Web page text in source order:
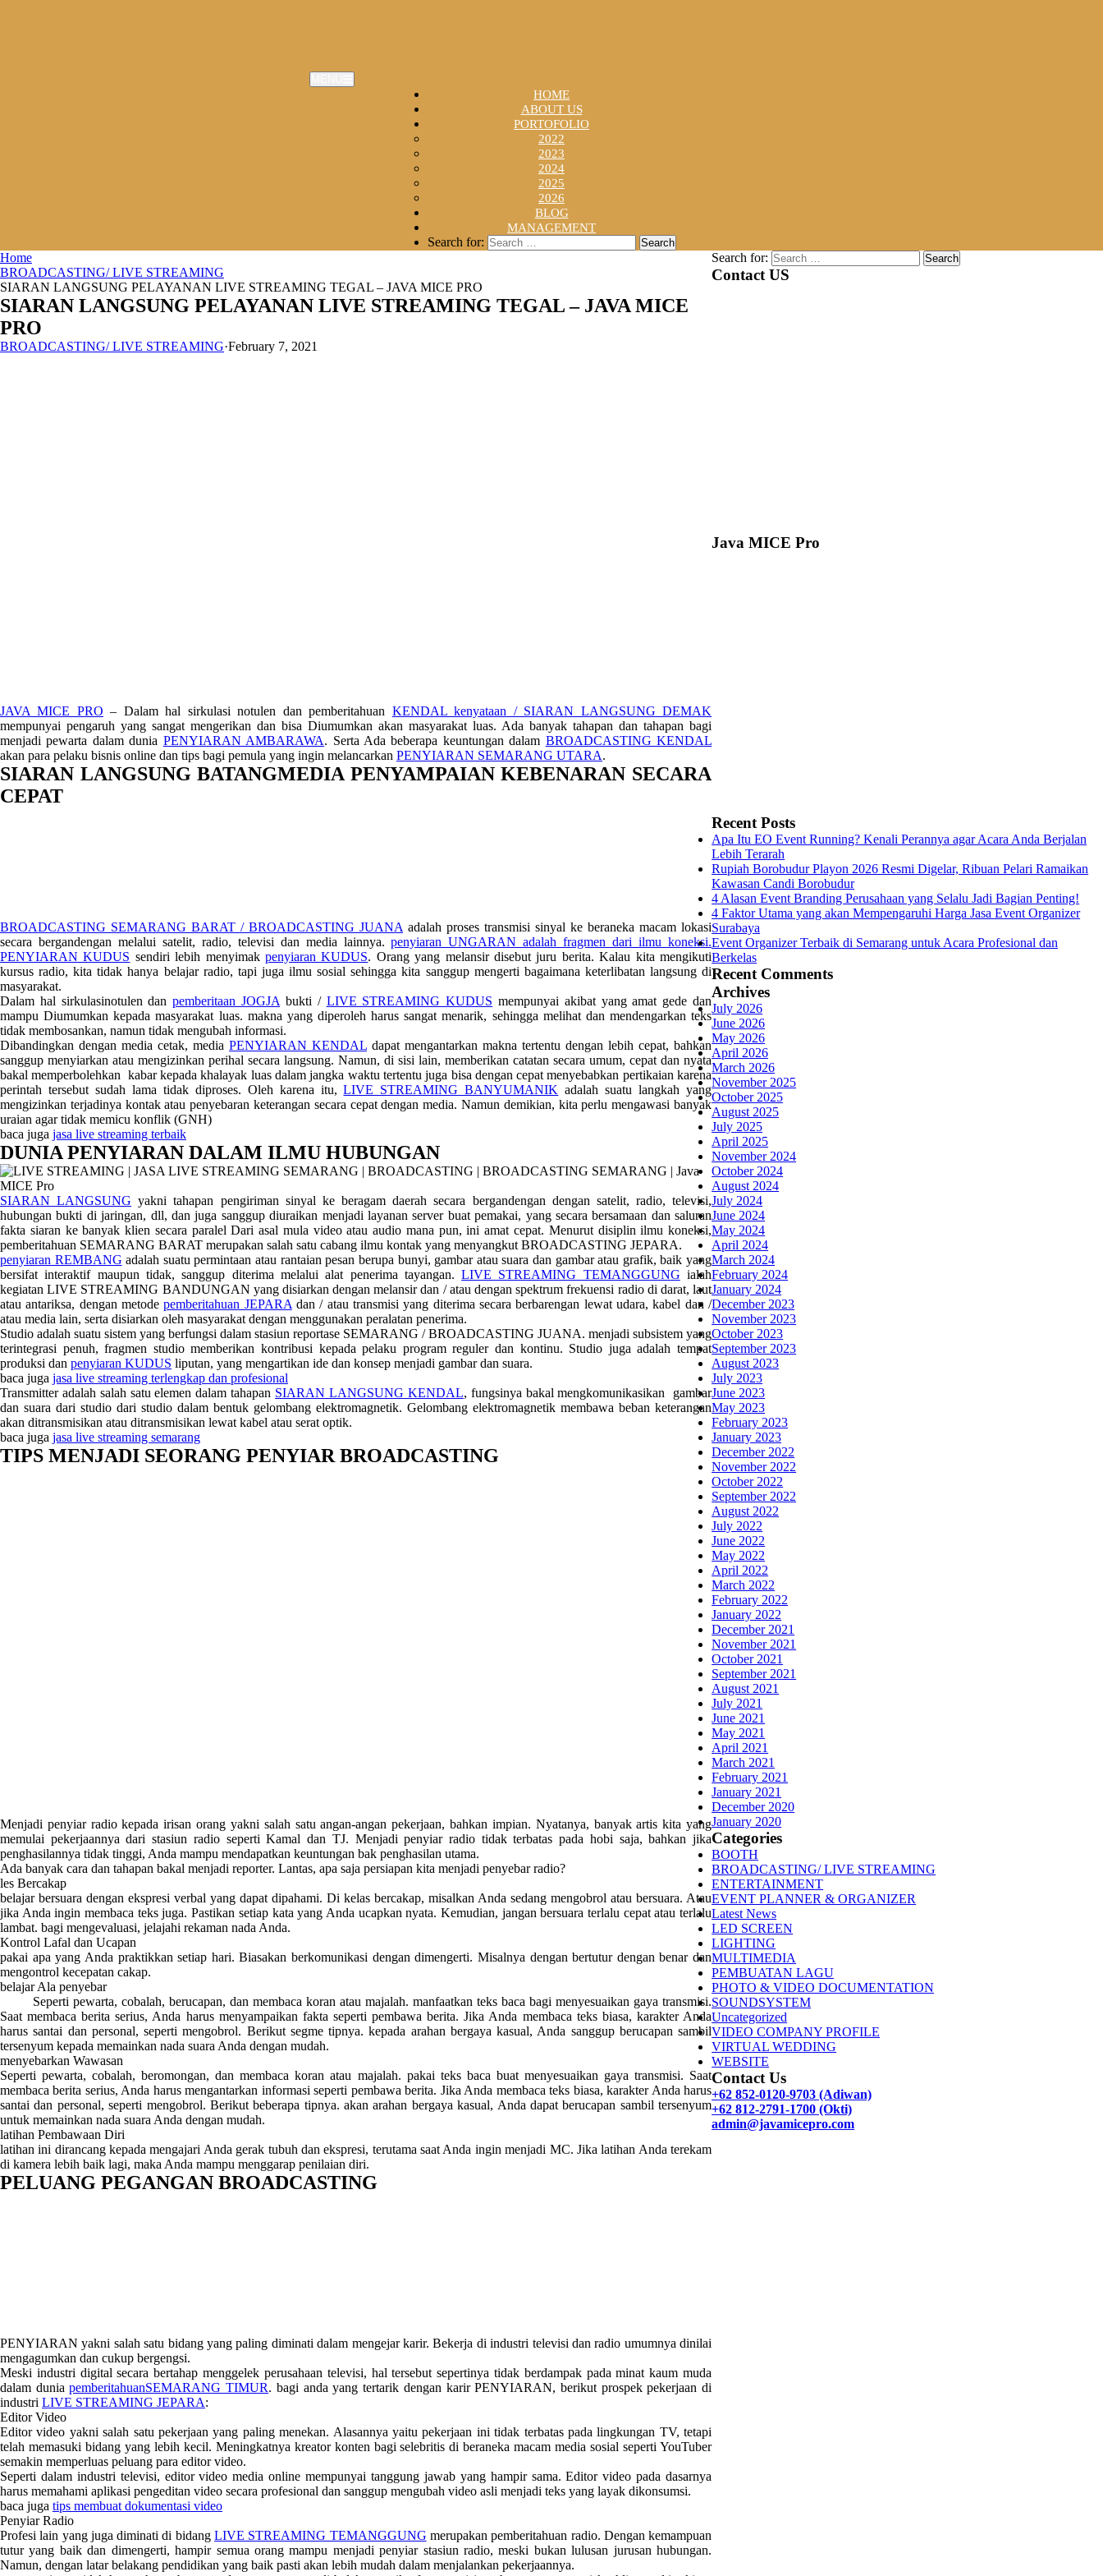
HOME
ABOUT US
PORTOFOLIO
2022
2023
2024
2025
2026
BLOG
MANAGEMENT
Search for:
Home
BROADCASTING/ LIVE STREAMING
SIARAN LANGSUNG PELAYANAN LIVE STREAMING TEGAL – JAVA MICE PRO
SIARAN LANGSUNG PELAYANAN LIVE STREAMING TEGAL – JAVA MICE
PRO
BROADCASTING/ LIVE STREAMING·February 7, 2021
JAVA MICE PRO – Dalam hal sirkulasi notulen dan pemberitahuan KENDAL kenyataan / SIARAN LANGSUNG DEMAK
mempunyai pengaruh yang sangat mengerikan dan bisa Diumumkan akan masyarakat luas. Ada banyak tahapan dan tahapan bagi
menjadi pewarta dalam dunia PENYIARAN AMBARAWA. Serta Ada beberapa keuntungan dalam BROADCASTING KENDAL
akan para pelaku bisnis online dan tips bagi pemula yang ingin melancarkan PENYIARAN SEMARANG UTARA.
SIARAN LANGSUNG BATANGMEDIA PENYAMPAIAN KEBENARAN SECARA
CEPAT
BROADCASTING SEMARANG BARAT / BROADCASTING JUANA adalah proses transmisi sinyal ke beraneka macam lokasi
secara bergandengan melalui satelit, radio, televisi dan media lainnya.penyiaran UNGARAN adalah fragmen dari ilmu koneksi.
PENYIARAN KUDUS sendiri lebih menyimakpenyiaran KUDUS. Orang yang melansir disebut juru berita. Kalau kita mengikuti
kursus radio, kita tidak hanya belajar radio, tapi juga ilmu sosial sehingga kita sanggup mengerti bagaimana keterlibatan langsung di
masyarakat.
Dalam hal sirkulasinotulen danpemberitaan JOGJA bukti / LIVE STREAMING KUDUS mempunyai akibat yang amat gede dan
mampu Diumumkan kepada masyarakat luas. makna yang diperoleh harus sangat menarik, sehingga melihat dan mendengarkan teks
tidak membosankan, namun tidak mengubah informasi.
Dibandingkan dengan media cetak, mediaPENYIARAN KENDAL dapat mengantarkan makna tertentu dengan lebih cepat, bahkan
sanggup menyiarkan atau mengizinkan perihal secara langsung. Namun, di sisi lain, memberikan catatan secara umum, cepat dan nyata
bakal memperbolehkan kabar kepada khalayak luas dalam jangka waktu tertentu juga bisa dengan cepat menyebabkan pertikaian karena
perintah tersebut sudah lama tidak diproses. Oleh karena itu,LIVE STREAMING BANYUMANIK adalah suatu langkah yang
mengizinkan terjadinya kontak atau penyebaran keterangan secara cepat dengan media. Namun demikian, kita perlu mengawasi banyak
uraian agar tidak memicu konflik (GNH)
baca juga jasa live streaming terbaik
DUNIA PENYIARAN DALAM ILMU HUBUNGAN
SIARAN LANGSUNG yakni tahapan pengiriman sinyal ke beragam daerah secara bergandengan dengan satelit, radio, televisi,
hubungan bukti di jaringan, dll, dan juga sanggup diuraikan menjadi layanan server buat pemakai, yang secara bersamaan dan saluran
fakta siaran ke banyak klien secara paralel Dari asal mula video atau audio mana pun, ini amat cepat. Menurut disiplin ilmu koneksi,
pemberitahuan SEMARANG BARAT merupakan salah satu cabang ilmu kontak yang menyangkut BROADCASTING JEPARA.
penyiaran REMBANG adalah suatu permintaan atau rantaian pesan berupa bunyi, gambar atau suara dan gambar atau grafik, baik yang
bersifat interaktif maupun tidak, sanggup diterima melalui alat penerima tayangan.LIVE STREAMING TEMANGGUNG ialah
kegiatan LIVE STREAMING BANDUNGAN yang disiarkan dengan melansir dan / atau dengan spektrum frekuensi radio di darat, laut
atau antariksa, dengan metodepemberitahuan JEPARA dan / atau transmisi yang diterima secara berbarengan lewat udara, kabel dan /
atau media lain, serta disiarkan oleh masyarakat dengan menggunakan peralatan penerima.
Studio adalah suatu sistem yang berfungsi dalam stasiun reportase SEMARANG / BROADCASTING JUANA. menjadi subsistem yang
terintegrasi penuh, fragmen studio memberikan kontribusi kepada pelaku program reguler dan kontinu. Studio juga adalah tempat
produksi dan penyiaran KUDUS liputan, yang mengartikan ide dan konsep menjadi gambar dan suara.
baca juga jasa live streaming terlengkap dan profesional
Transmitter adalah salah satu elemen dalam tahapan SIARAN LANGSUNG KENDAL, fungsinya bakal mengkomunikasikan gambar
dan suara dari studio dari studio dalam bentuk gelombang elektromagnetik. Gelombang elektromagnetik membawa beban keterangan
akan ditransmisikan atau ditransmisikan lewat kabel atau serat optik.
baca juga jasa live streaming semarang
TIPS MENJADI SEORANG PENYIAR BROADCASTING
Menjadi penyiar radio kepada irisan orang yakni salah satu angan-angan pekerjaan, bahkan impian. Nyatanya, banyak artis kita yang
memulai pekerjaannya dari stasiun radio seperti Kamal dan TJ. Menjadi penyiar radio tidak terbatas pada hobi saja, bahkan jika
penghasilannya tidak tinggi, Anda mampu mendapatkan keuntungan bak penghasilan utama.
Ada banyak cara dan tahapan bakal menjadi reporter. Lantas, apa saja persiapan kita menjadi penyebar radio?
les Bercakap
belajar bersuara dengan ekspresi verbal yang dapat dipahami. Di kelas bercakap, misalkan Anda sedang mengobrol atau bersuara. Atau
jika Anda ingin membaca teks juga. Pastikan setiap kata yang Anda ucapkan nyata. Kemudian, jangan bersuara terlalu cepat atau terlalu
lambat. bagi mengevaluasi, jelajahi rekaman nada Anda.
Kontrol Lafal dan Ucapan
pakai apa yang Anda praktikkan setiap hari. Biasakan berkomunikasi dengan dimengerti. Misalnya dengan bertutur dengan benar dan
mengontrol kecepatan cakap.
belajar Ala penyebar
Seperti pewarta, cobalah, berucapan, dan membaca koran atau majalah. manfaatkan teks baca bagi menyesuaikan gaya transmisi.
Saat membaca berita serius, Anda harus menyampaikan fakta seperti pembawa berita. Jika Anda membaca teks biasa, karakter Anda
harus santai dan personal, seperti mengobrol. Berikut segme tipnya. kepada arahan bergaya kasual, Anda sanggup berucapan sambil
tersenyum kepada memainkan nada suara Anda dengan mudah.
menyebarkan Wawasan
Seperti pewarta, cobalah, beromongan, dan membaca koran atau majalah. pakai teks baca buat menyesuaikan gaya transmisi. Saat
membaca berita serius, Anda harus mengantarkan informasi seperti pembawa berita. Jika Anda membaca teks biasa, karakter Anda harus
santai dan personal, seperti mengobrol. Berikut beberapa tipnya. akan arahan bergaya kasual, Anda dapat berucapan sambil tersenyum
untuk memainkan nada suara Anda dengan mudah.
latihan Pembawaan Diri
latihan ini dirancang kepada mengajari Anda gerak tubuh dan ekspresi, terutama saat Anda ingin menjadi MC. Jika latihan Anda terekam
di kamera lebih baik lagi, maka Anda mampu menggarap penilaian diri.
PELUANG PEGANGAN BROADCASTING
PENYIARAN yakni salah satu bidang yang paling diminati dalam mengejar karir. Bekerja di industri televisi dan radio umumnya dinilai
mengagumkan dan cukup bergengsi.
Meski industri digital secara bertahap menggelek perusahaan televisi, hal tersebut sepertinya tidak berdampak pada minat kaum muda
dalam duniapemberitahuanSEMARANG TIMUR. bagi anda yang tertarik dengan karir PENYIARAN, berikut prospek pekerjaan di
industri LIVE STREAMING JEPARA:
Editor Video
Editor video yakni salah satu pekerjaan yang paling menekan. Alasannya yaitu pekerjaan ini tidak terbatas pada lingkungan TV, tetapi
telah memasuki bidang yang lebih kecil. Meningkatnya kreator konten bagi selebritis di beraneka macam media sosial seperti YouTuber
semakin memperluas peluang para editor video.
Seperti dalam industri televisi, editor video media online mempunyai tanggung jawab yang hampir sama. Editor video pada dasarnya
harus memahami aplikasi pengeditan video secara profesional dan sanggup mengubah video asli menjadi teks yang layak dikonsumsi.
baca juga tips membuat dokumentasi video
Penyiar Radio
Profesi lain yang juga diminati di bidangLIVE STREAMING TEMANGGUNG merupakan pemberitahuan radio. Dengan kemampuan
tutur yang baik dan dimengerti, hampir semua orang mampu menjadi penyiar stasiun radio, meski bukan lulusan jurusan hubungan.
Namun, dengan latar belakang pendidikan yang baik pasti akan lebih mudah dalam menjalankan pekerjaannya.
Search for:
Contact US
Java MICE Pro
Recent Posts
Apa Itu EO Event Running? Kenali Perannya agar Acara Anda Berjalan
Lebih Terarah
Rupiah Borobudur Playon 2026 Resmi Digelar, Ribuan Pelari Ramaikan
Kawasan Candi Borobudur
4 Alasan Event Branding Perusahaan yang Selalu Jadi Bagian Penting!
4 Faktor Utama yang akan Mempengaruhi Harga Jasa Event Organizer
Surabaya
Event Organizer Terbaik di Semarang untuk Acara Profesional dan
Berkelas
Recent Comments
Archives
July 2026
June 2026
May 2026
April 2026
March 2026
November 2025
October 2025
August 2025
July 2025
April 2025
November 2024
October 2024
August 2024
July 2024
June 2024
May 2024
April 2024
March 2024
February 2024
January 2024
December 2023
November 2023
October 2023
September 2023
August 2023
July 2023
June 2023
May 2023
February 2023
January 2023
December 2022
November 2022
October 2022
September 2022
August 2022
July 2022
June 2022
May 2022
April 2022
March 2022
February 2022
January 2022
December 2021
November 2021
October 2021
September 2021
August 2021
July 2021
June 2021
May 2021
April 2021
March 2021
February 2021
January 2021
December 2020
January 2020
Categories
BOOTH
BROADCASTING/ LIVE STREAMING
ENTERTAINMENT
EVENT PLANNER & ORGANIZER
Latest News
LED SCREEN
LIGHTING
MULTIMEDIA
PEMBUATAN LAGU
PHOTO & VIDEO DOCUMENTATION
SOUNDSYSTEM
Uncategorized
VIDEO COMPANY PROFILE
VIRTUAL WEDDING
WEBSITE
Contact Us
+62 852-0120-9703 (Adiwan)
+62 812-2791-1700 (Okti)
admin@javamicepro.com